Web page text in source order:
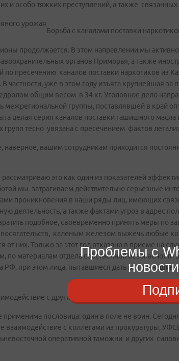
и особо тяжких преступлений, а также связанных
Борьба с каналами поставки
продолжается. В этом направлении мы
органов Приморья, а также
пресечению каналов поставки наркотиков из
частности, уже в этом году изъята крупнейшая за
общим весом в 34 кг. Уголовное дело
межрегиональной группы, поставлявшей в край
целая серия каналов поставки гашишного масла
групп тесно увязана с пресечением фактов
наверное, вашим сотрудникам приходится
это как один из показателей
мы затрагиваем действительно серьезные
проникновения в наши ряды лиц, имеющих
деятельность, а также фактами угроз в адрес
подобное, своевременно принять меры по
посягательств, каленым железом выжечь любые
от них. Только за этот год отказано в приеме на
по материалам отдела собственной безопасности
РФ, при этом лица, пытавшиеся дать взятку нашим
с другими правоохранительными
применима пословица: один в поле не воин.
взаимодействие с коллегами из прокуратуры,
оперативной таможни и других
Проблемы с